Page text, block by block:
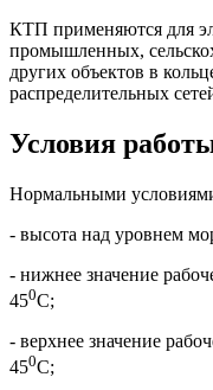
КТП применяются для
промышленных,
других объектов в
распределительных
Условия
Нормальными
- высота над уровнем
- нижнее значение
450С;
- верхнее значение
450С;